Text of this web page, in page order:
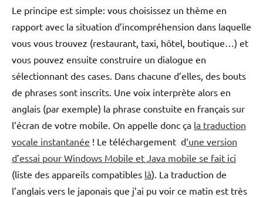
Le principe est simple: vous choisissez un thème en
rapport avec la situation d’incompréhension dans laquelle
vous vous trouvez (restaurant, taxi, hôtel, boutique…) et
vous pouvez ensuite construire un dialogue en
sélectionnant des cases. Dans chacune d’elles, des bouts
de phrases sont inscrits. Une voix interprète alors en
anglais (par exemple) la phrase constuite en français sur
l’écran de votre mobile. On appelle donc ça la traduction
vocale instantanée ! Le téléchargement d‘une version
d’essai pour Windows Mobile et Java mobile se fait ici
(liste des appareils compatibles là). La traduction de
l’anglais vers le japonais que j’ai pu voir ce matin est très